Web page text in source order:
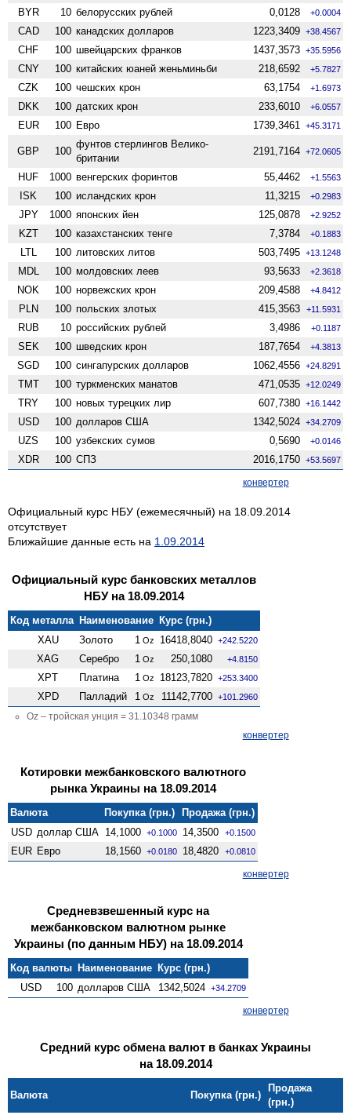
BYR 10 белорусских рублей 0,0128 +0.0004
CAD 100 канадских долларов 1223,3409 +38.4567
CHF 100 швейцарских франков 1437,3573 +35.5956
CNY 100 китайских юаней женьминьби 218,6592 +5.7827
CZK 100 чешских крон 63,1754 +1.6973
DKK 100 датских крон 233,6010 +6.0557
EUR 100 Евро 1739,3461 +45.3171
GBP 100
фунтов стерлингов Велико­
британии
2191,7164 +72.0605
HUF 1000 венгерских форинтов 55,4462 +1.5563
ISK 100 исландских крон 11,3215 +0.2983
JPY 1000 японских йен 125,0878 +2.9252
KZT 100 казахстанских тенге 7,3784 +0.1883
LTL 100 литовских литов 503,7495 +13.1248
MDL 100 молдовских леев 93,5633 +2.3618
NOK 100 норвежских крон 209,4588 +4.8412
PLN 100 польских злотых 415,3563 +11.5931
RUB 10 российских рублей 3,4986 +0.1187
SEK 100 шведских крон 187,7654 +4.3813
SGD 100 сингапурских долларов 1062,4556 +24.8291
TMT 100 туркменских манатов 471,0535 +12.0249
TRY 100 новых турецких лир 607,7380 +16.1442
USD 100 долларов США 1342,5024 +34.2709
UZS 100 узбекских сумов 0,5690 +0.0146
XDR 100 СПЗ 2016,1750 +53.5697
конвертер
Официальный курс НБУ (ежемесячный) на 18.09.2014
отсутствует
Ближайшие данные есть на 1.09.2014
Официальный курс банковских металлов
НБУ на 18.09.2014
Код металла Наименование Курс (грн.)
XAU
Золото 1 Oz 16418,8040 +242.5220
XAG Серебро 1 Oz 250,1080 +4.8150
XPT Платина 1 Oz 18123,7820 +253.3400
XPD Палладий 1 Oz 11142,7700 +101.2960
Oz – тройская унция = 31.10348 грамм
конвертер
Котировки межбанковского валютного
рынка Украины на 18.09.2014
Валюта Покупка (грн.)
Продажа (грн.)
USD доллар США 14,1000 +0.1000 14,3500 +0.1500
EUR Евро 18,1560 +0.0180 18,4820 +0.0810
конвертер
Средневзвешенный курс на
межбанковском валютном рынке
Украины (по данным НБУ) на 18.09.2014
Код валюты Наименование Курс (грн.)
USD
100 долларов США 1342,5024 +34.2709
конвертер
Средний курс обмена валют в банках Украины
на 18.09.2014
Валюта Покупка (грн.)
Продажа
(грн.)